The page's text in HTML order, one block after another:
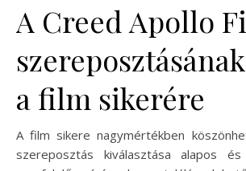
A Creed Apollo
a film sikerére
A film sikere nagymértékben
szereposztás kiválasztása alapos